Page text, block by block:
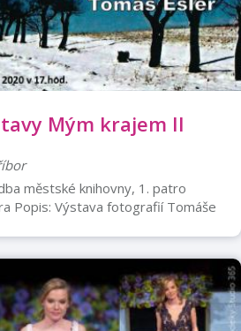
Mým krajem II
městské knihovny, 1. patro
Popis: Výstava fotografií Tomáše